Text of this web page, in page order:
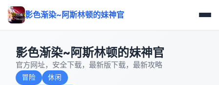
影色渐染~阿斯林顿的妹神官
影色渐染~阿斯林顿的妹神官
官方网址，安全下载，最新版下载，最新攻略
冒险 休闲